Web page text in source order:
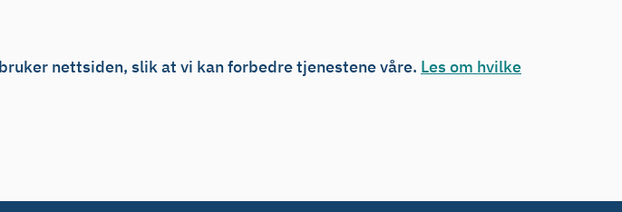
nettsiden, slik at vi kan forbedre tjenestene våre. Les om hvilke